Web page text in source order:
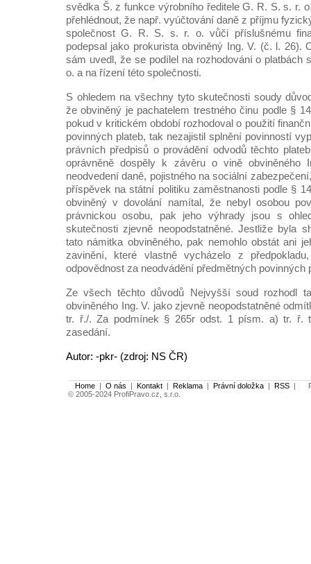
svědka Š. z funkce výrobního ředitele G. R. S. s. r.
přehlédnout, že např. vyúčtování daně z příjmu
společnost G. R. S. s. r. o. vůči příslušnému
podepsal jako prokurista obviněný Ing. V. (č. l. 26).
sám uvedl, že se podílel na rozhodování o platbách
o. a na řízení této společnosti.
S ohledem na všechny tyto skutečnosti soudy
že obviněný je pachatelem trestného činu podle §
pokud v kritickém období rozhodoval o použití
povinných plateb, tak nezajistil splnění povinností
právních předpisů o provádění odvodů těchto
oprávněně dospěly k závěru o vině obviněného
neodvedení daně, pojistného na sociální
příspěvek na státní politiku zaměstnanosti podle §
obviněný v dovolání namítal, že nebyl osobou
právnickou osobu, pak jeho výhrady jsou s
skutečnosti zjevně neopodstatněné. Jestliže byla
tato námitka obviněného, pak nemohlo obstát ani
zavinění, které vlastně vycházelo z
odpovědnost za neodvádění předmětných povinných
Ze všech těchto důvodů Nejvyšší soud rozhodl
obviněného Ing. V. jako zjevně neopodstatněné
tr. ř./. Za podmínek § 265r odst. 1 písm. a) tr. ř.
zasedání.
Autor: -pkr- (zdroj: NS ČR)
Home | O nás | Kontakt | Reklama | Právní doložka | RSS |
© 2005-2024 ProfiPravo.cz, s.r.o.